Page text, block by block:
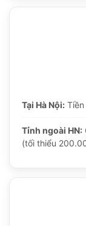
Tại Hà Nội:
Tỉnh ngoài HN:
(tối thiểu